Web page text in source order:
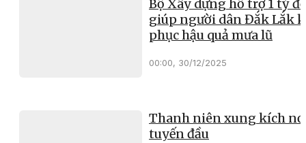
Bộ Xây dựng hỗ trợ 1 tỷ
giúp người dân Đắk Lắk
phục hậu quả mưa lũ
00:00, 30/12/2025
Thanh niên xung kích
tuyến đầu